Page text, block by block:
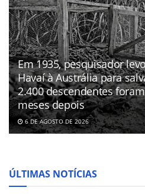
Em 1935, pesquisador
Havaí à Austrália para
2.400 descendentes
meses depois
6 DE AGOSTO DE 2026
ÚLTIMAS NOTÍCIAS